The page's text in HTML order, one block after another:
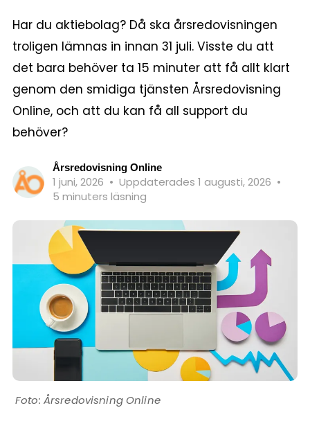
Har du aktiebolag? Då ska årsredovisningen
troligen lämnas in innan 31 juli. Visste du att
det bara behöver ta 15 minuter att få allt klart
genom den smidiga tjänsten Årsredovisning
Online, och att du kan få all support du
behöver?
Årsredovisning Online
1 juni, 2026 • Uppdaterades 1 augusti, 2026 •
5 minuters läsning
Årsredovisning Online